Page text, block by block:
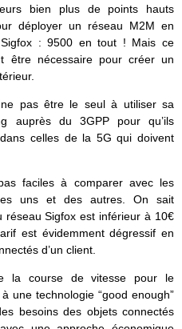
bien plus de points hauts
déployer un réseau M2M en
: 9500 en tout ! Mais ce
être nécessaire pour créer un
pas être le seul à utiliser sa
auprès du 3GPP pour qu’ils
celles de la 5G qui doivent
faciles à comparer avec les
uns et des autres. On sait
réseau Sigfox est inférieur à 10€
est évidemment dégressif en
d’un client.
la course de vitesse pour le
une technologie “good enough”
besoins des objets connectés